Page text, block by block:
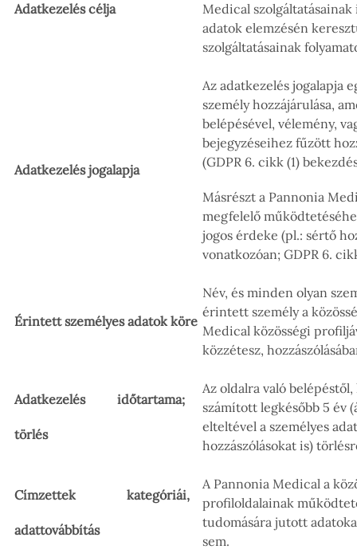
Adatkezelés célja
Medical
adatok elemzésén
szolgáltatásainak
Adatkezelés jogalapja
Az adatkezelés jogalapja
személy hozzájárulása,
belépésével, vélemény,
bejegyzéseihez fűzött
(GDPR 6. cikk (1)
Másrészt a Pannonia
megfelelő
jogos érdeke (pl.: sértő
vonatkozóan; GDPR 6.
Érintett személyes adatok köre
Név, és minden olyan
érintett személy a
Medical közösségi
közzétesz,
Adatkezelés időtartama;
törlés
Az oldalra való
számított legkésőbb 5 év
elteltével a személyes
hozzászólásokat is)
Címzettek kategóriái,
adattovábbítás
A Pannonia Medical a
profiloldalainak
tudomására jutott
sem.